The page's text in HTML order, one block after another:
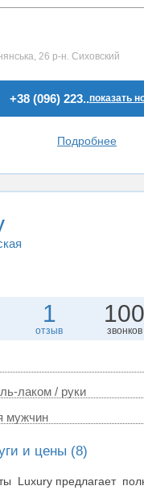
26 р-н. Сиховский
+38 (096) 223..показать
Подробнее
1
отзыв
100
звонков
лаком / руки
мужчин
и цены (8)
Luxury предлагает